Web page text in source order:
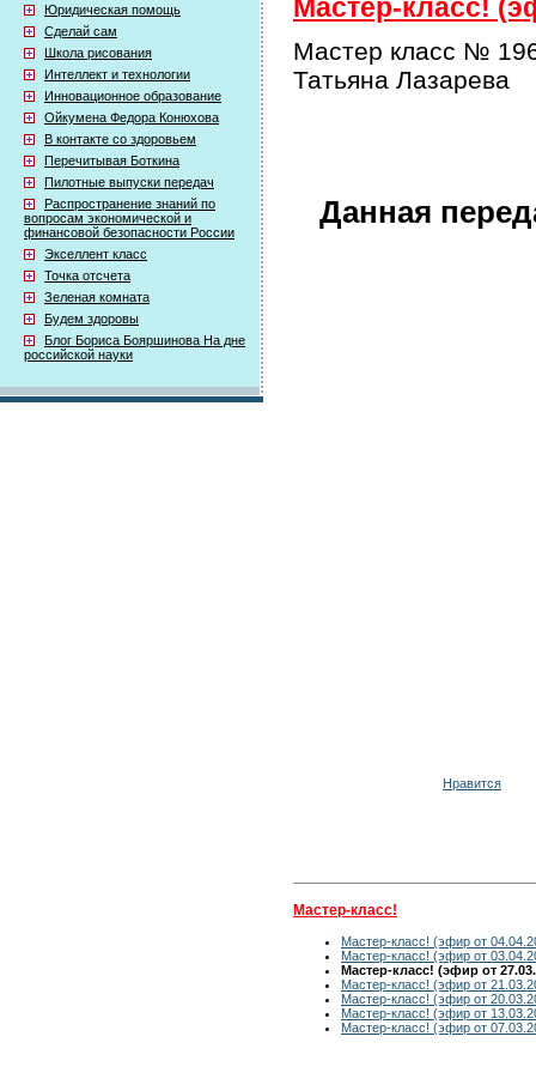
Юридическая помощь
Сделай сам
Школа рисования
Интеллект и технологии
Инновационное образование
Ойкумена Федора Конюхова
В контакте со здоровьем
Перечитывая Боткина
Пилотные выпуски передач
Распространение знаний по
вопросам экономической и
финансовой безопасности России
Экселлент класс
Точка отсчета
Зеленая комната
Будем здоровы
Блог Бориса Бояршинова На дне
российской науки
Мастер-класс!
Мастер класс №
Татьяна Лазарева
Данная
Нравится
Мастер-класс!
Мастер-класс! (эфир от
Мастер-класс! (эфир от
Мастер-класс! (эфир от
Мастер-класс! (эфир от
Мастер-класс! (эфир от
Мастер-класс! (эфир от
Мастер-класс! (эфир от